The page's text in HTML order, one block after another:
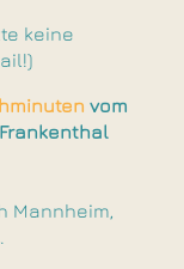
keine
vom
Frankenthal
Mannheim,